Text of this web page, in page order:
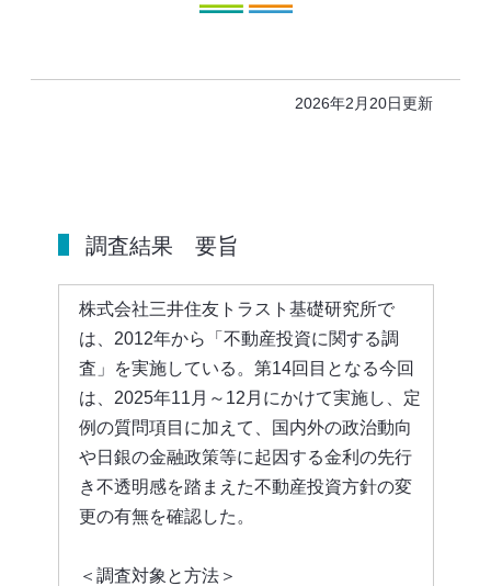
2026年2月20日更新
調査結果 要旨
株式会社三井住友トラスト基礎研究所で
は、2012年から「不動産投資に関する調
査」を実施している。第14回目となる今回
は、2025年11月～12月にかけて実施し、定
例の質問項目に加えて、国内外の政治動向
や日銀の金融政策等に起因する金利の先行
き不透明感を踏まえた不動産投資方針の変
更の有無を確認した。
＜調査対象と方法＞